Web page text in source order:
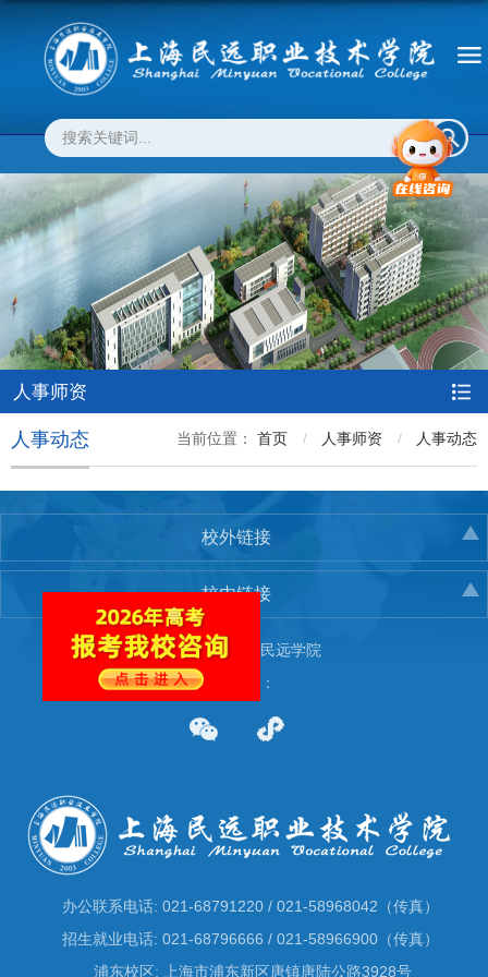
人事师资
当前位置： 首页 人事师资 人事动态
人事动态
校外链接
校内链接
版权所有：© 民远学院
备案号：
办公联系电话: 021-68791220 / 021-58968042（传真）
招生就业电话: 021-68796666 / 021-58966900（传真）
浦东校区: 上海市浦东新区唐镇唐陆公路3928号